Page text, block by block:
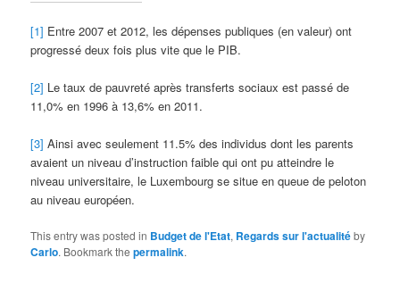
[1] Entre 2007 et 2012, les dépenses publiques (en valeur) ont
progressé deux fois plus vite que le PIB.
[2] Le taux de pauvreté après transferts sociaux est passé de
11,0% en 1996 à 13,6% en 2011.
[3] Ainsi avec seulement 11.5% des individus dont les parents
avaient un niveau d’instruction faible qui ont pu atteindre le
niveau universitaire, le Luxembourg se situe en queue de peloton
au niveau européen.
This entry was posted in Budget de l'Etat, Regards sur l'actualitéby
Carlo. Bookmark thepermalink.